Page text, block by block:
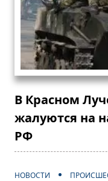
В Красном
жалуются на
РФ
НОВОСТИ